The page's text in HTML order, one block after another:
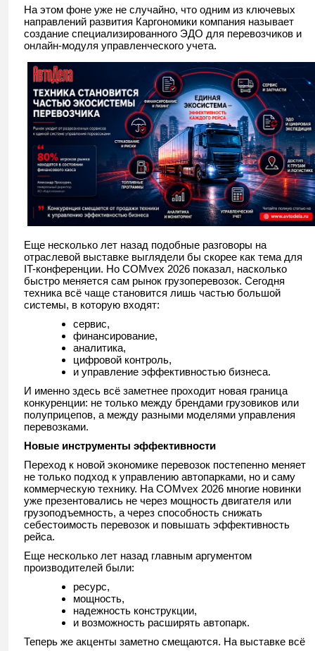
На этом фоне уже не случайно, что одним из ключевых
направлений развития Каргономики компания называет
создание специализированного ЭДО для перевозчиков и
онлайн-модуля управленческого учета.
Еще несколько лет назад подобные разговоры на
отраслевой выставке выглядели бы скорее как тема для
IT-конференции. Но COMvex 2026 показал, насколько
быстро меняется сам рынок грузоперевозок. Сегодня
техника всё чаще становится лишь частью большой
системы, в которую входят:
сервис,
финансирование,
аналитика,
цифровой контроль,
и управление эффективностью бизнеса.
И именно здесь всё заметнее проходит новая граница
конкуренции: не только между брендами грузовиков или
полуприцепов, а между разными моделями управления
перевозками.
Новые инструменты эффективности
Переход к новой экономике перевозок постепенно меняет
не только подход к управлению автопарками, но и саму
коммерческую технику. На COMvex 2026 многие новинки
уже презентовались не через мощность двигателя или
грузоподъемность, а через способность снижать
себестоимость перевозок и повышать эффективность
рейса.
Еще несколько лет назад главным аргументом
производителей были:
ресурс,
мощность,
надежность конструкции,
и возможность расширять автопарк.
Теперь же акценты заметно смещаются. На выставке всё